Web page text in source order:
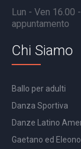
Lun - Ven 16.00
appuntamento
Chi Siamo
Ballo per adulti
Danza Sportiva
Danze Latino
Gaetano ed